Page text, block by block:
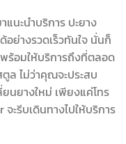
แนะนำบริการ ปะยาง
ย่างรวดเร็วทันใจ นั่นก็
ร้อมให้บริการถึงที่ตลอด
ล ไม่ว่าคุณจะประสบ
นยางใหม่ เพียงแค่โทร
ะรีบเดินทางไปให้บริการ